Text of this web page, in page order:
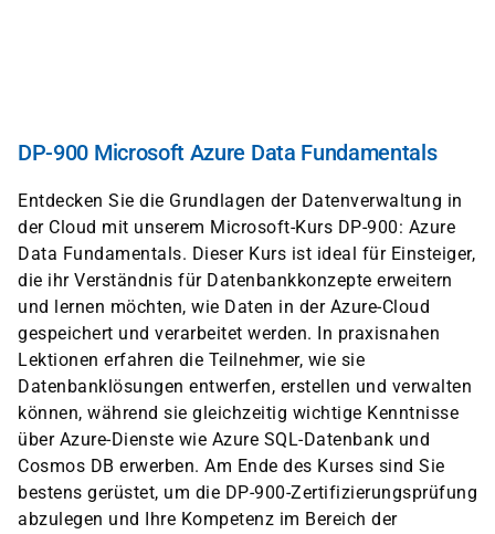
DP-900 Microsoft Azure Data Fundamentals
Entdecken Sie die Grundlagen der Datenverwaltung in
der Cloud mit unserem Microsoft-Kurs DP-900: Azure
Data Fundamentals. Dieser Kurs ist ideal für Einsteiger,
die ihr Verständnis für Datenbankkonzepte erweitern
und lernen möchten, wie Daten in der Azure-Cloud
gespeichert und verarbeitet werden. In praxisnahen
Lektionen erfahren die Teilnehmer, wie sie
Datenbanklösungen entwerfen, erstellen und verwalten
können, während sie gleichzeitig wichtige Kenntnisse
über Azure-Dienste wie Azure SQL-Datenbank und
Cosmos DB erwerben. Am Ende des Kurses sind Sie
bestens gerüstet, um die DP-900-Zertifizierungsprüfung
abzulegen und Ihre Kompetenz im Bereich der